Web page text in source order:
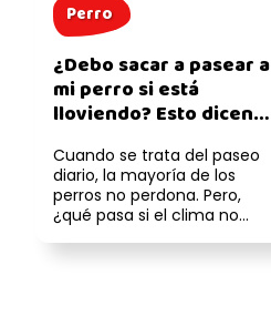
Perro
¿Debo sacar a pasear a
mi perro si está
lloviendo? Esto dicen
Cuando se trata del paseo
diario, la mayoría de los
perros no perdona. Pero,
¿qué pasa si el clima no